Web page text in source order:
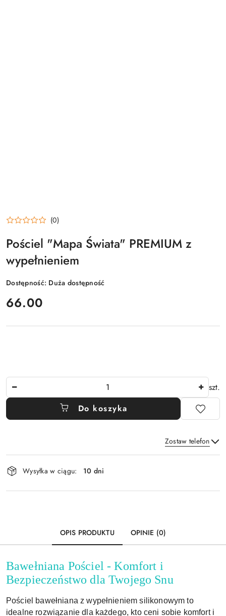
(0)
Pościel "Mapa Świata" PREMIUM z
wypełnieniem
Dostępność: Duża dostępność
cena:
66.00
szt.
Do koszyka
Zostaw telefon
Dostępność
i
dostawa
Wysyłka w ciągu: 10 dni
OPIS PRODUKTU OPINIE (0)
Bawełniana Pościel - Komfort i
Bezpieczeństwo dla Twojego Snu
Pościel bawełniana z wypełnieniem silikonowym to
idealne rozwiązanie dla każdego, kto ceni sobie komfort i